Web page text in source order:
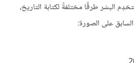
البشر طرقًا مختلفةً لكتابة التاريخ،
على الصورة: